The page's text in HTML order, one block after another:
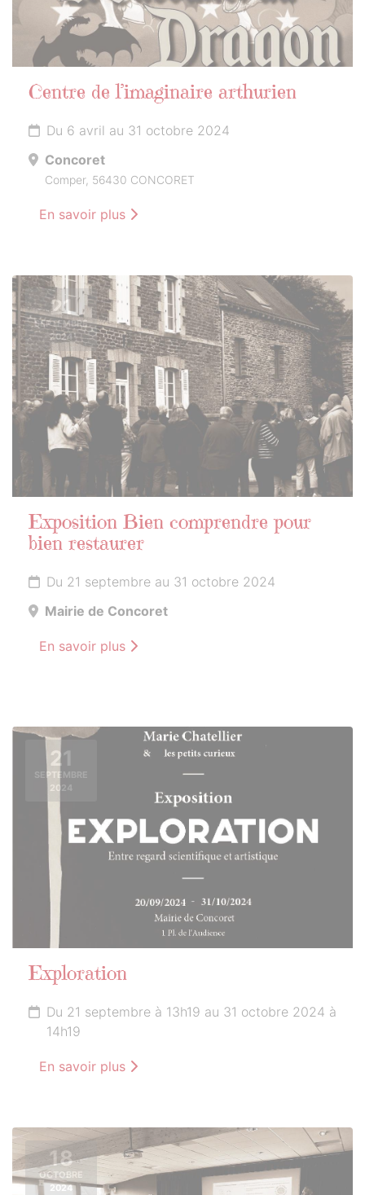
Centre de l’imaginaire arthurien
Du 6 avril au 31 octobre 2024
Concoret
Comper, 56430 CONCORET
En savoir plus
21
SEPTEMBRE
2024
Exposition Bien comprendre pour
bien restaurer
Du 21 septembre au 31 octobre 2024
Mairie de Concoret
En savoir plus
21
SEPTEMBRE
2024
Exploration
Du 21 septembre à 13h19 au 31 octobre 2024 à
14h19
En savoir plus
18
OCTOBRE
2024